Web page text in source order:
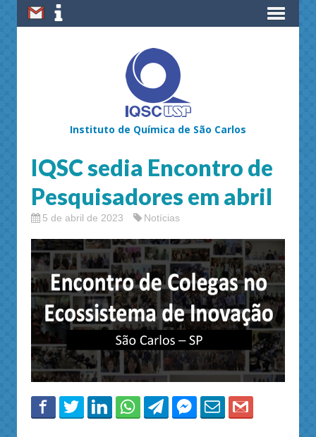
Instituto de Química de São Carlos
IQSC sedia Encontro de
Pesquisadores em abril
5 de abril de 2023 Notícias